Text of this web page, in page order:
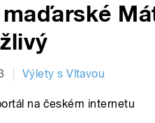
Výlety s Vltavou
na českém internetu